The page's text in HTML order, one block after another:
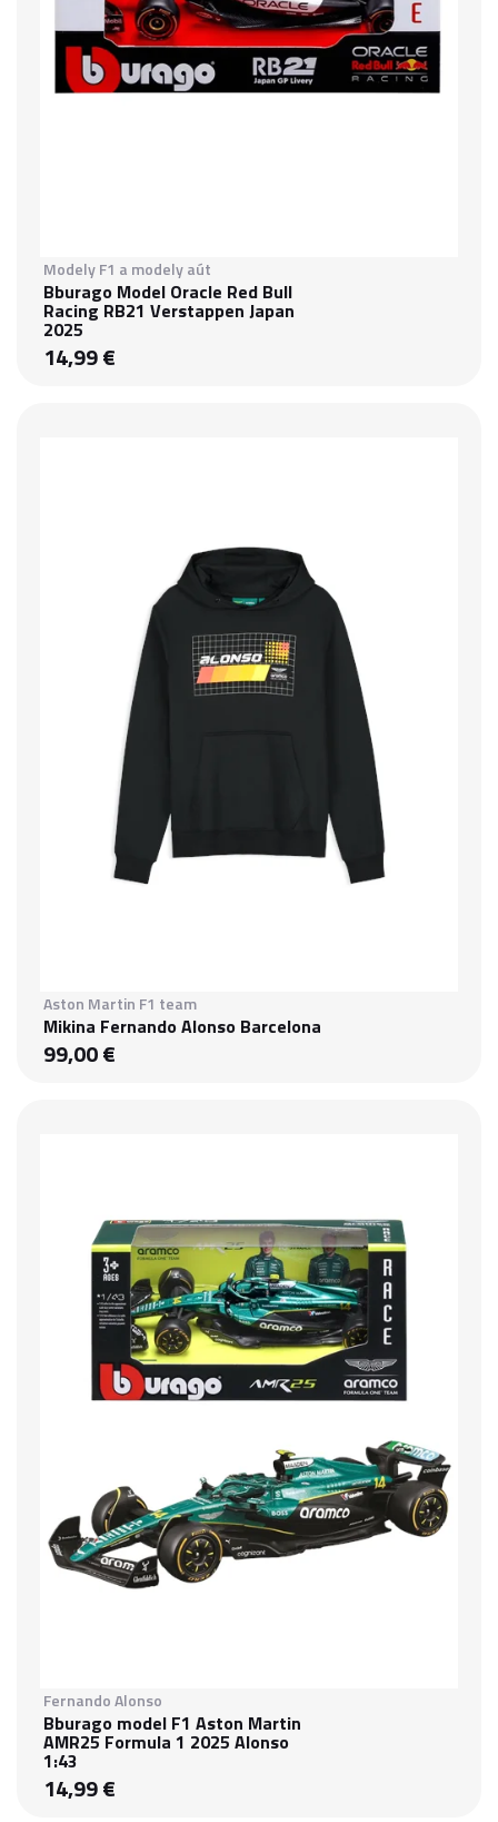
Modely F1 a modely aút
Bburago Model Oracle Red Bull
Racing RB21 Verstappen Japan
2025
14,99 €
Aston Martin F1 team
Mikina Fernando Alonso Barcelona
99,00 €
Fernando Alonso
Bburago model F1 Aston Martin
AMR25 Formula 1 2025 Alonso
1:43
14,99 €